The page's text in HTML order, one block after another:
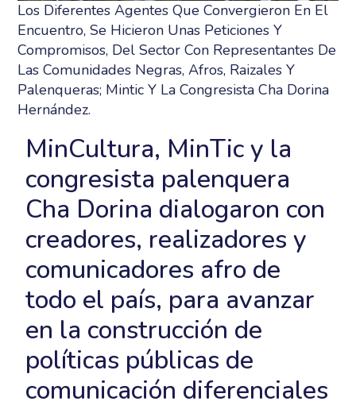
Los Diferentes Agentes Que Convergieron En El
Encuentro, Se Hicieron Unas Peticiones Y
Compromisos, Del Sector Con Representantes De
Las Comunidades Negras, Afros, Raizales Y
Palenqueras; Mintic Y La Congresista Cha Dorina
Hernández.
MinCultura, MinTic y la
congresista palenquera
Cha Dorina dialogaron con
creadores, realizadores y
comunicadores afro de
todo el país, para avanzar
en la construcción de
políticas públicas de
comunicación diferenciales